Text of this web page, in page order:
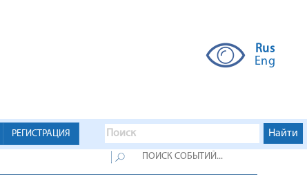
Rus
Eng
РЕГИСТРАЦИЯ